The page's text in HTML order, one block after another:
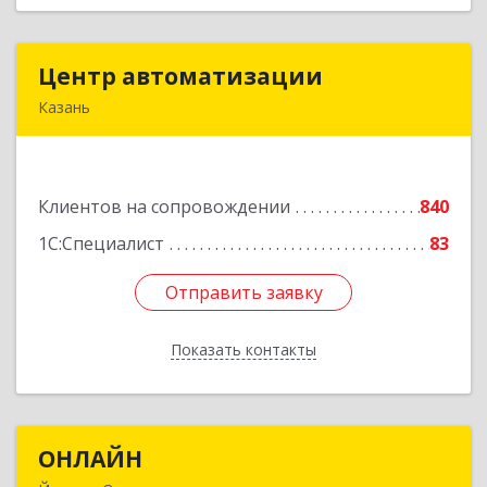
Центр автоматизации
Казань
Клиентов на сопровождении
840
1С:Специалист
83
Отправить заявку
Показать контакты
Центр автоматизации
Подробнее
Отправить заявку
Назад
ОНЛАЙН